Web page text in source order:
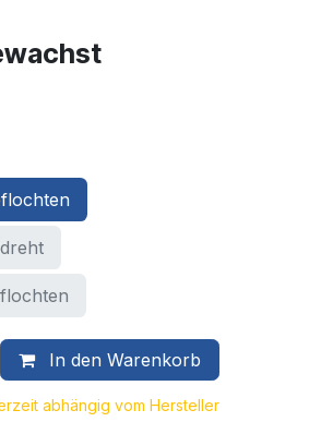
In den Warenkorb
abhängig vom Hersteller